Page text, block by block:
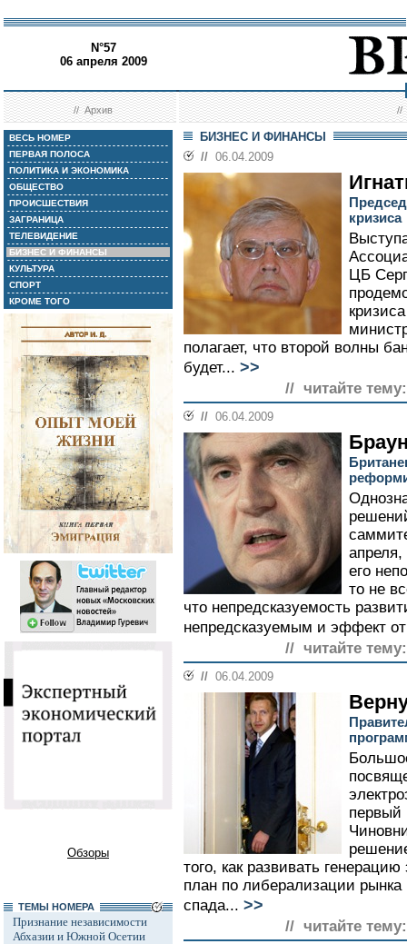
N°57
06 апреля 2009
//Архив //
ВЕСЬ НОМЕР
ПЕРВАЯ ПОЛОСА
ПОЛИТИКА И ЭКОНОМИКА
ОБЩЕСТВО
ПРОИСШЕСТВИЯ
ЗАГРАНИЦА
ТЕЛЕВИДЕНИЕ
БИЗНЕС И ФИНАНСЫ
КУЛЬТУРА
СПОРТ
КРОМЕ ТОГО
Обзоры
ТЕМЫ НОМЕРА
Признание независимости
Абхазии и Южной Осетии
БИЗНЕС И ФИНАНСЫ
// 06.04.2009
кризиса
ЦБ
полагает, что второй волны
будет... >>
// читайте тему:
// 06.04.2009
его
то не
что непредсказуемость
непредсказуемым и эффект
// читайте тему:
// 06.04.2009
первый
того, как развивать
план по либерализации рынка
спада... >>
// читайте тему: